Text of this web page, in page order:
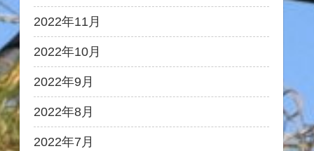
2022年11月
2022年10月
2022年9月
2022年8月
2022年7月